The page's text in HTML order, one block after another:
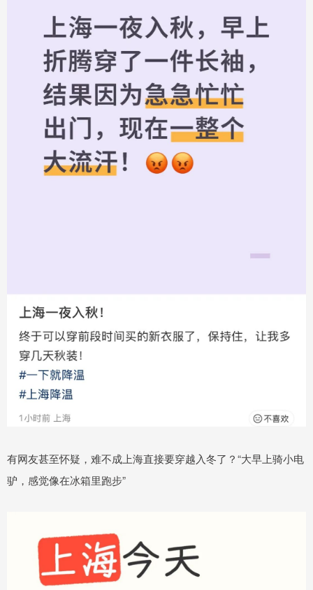
有网友甚至怀疑，难不成上海直接要穿越入冬了？“大早上骑小电
驴，感觉像在冰箱里跑步”